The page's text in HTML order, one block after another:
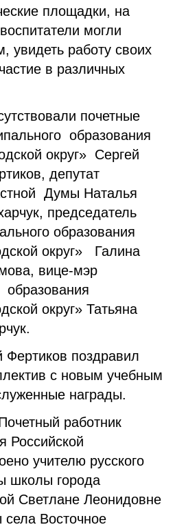
площадки, на
могли
увидеть работу своих
в различных
почетные
образования
округ» Сергей
депутат
Думы Наталья
председатель
образования
округ» Галина
вице-мэр
округ» Татьяна
поздравил
с новым учебным
награды.
работник
Российской
учителю русского
школы города
Светлане Леонидовне
Восточное